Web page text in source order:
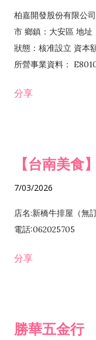
柏嘉開發股份有限公
市 鄉鎮：大安區 地址
狀態：核准設立 資本
所營事業資料：
發業 H703090 不動
分享
【台南美食
7/03/2026
店名:新橋牛排屋（無
電話:062025705
分享
勝華五金行